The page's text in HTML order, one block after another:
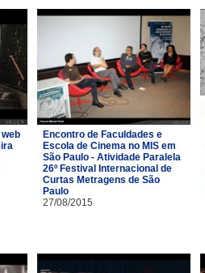
web
Encontro de Faculdades e
Escola de Cinema no MIS em
São Paulo - Atividade Paralela
26º Festival Internacional de
Curtas Metragens de São
Paulo
27/08/2015